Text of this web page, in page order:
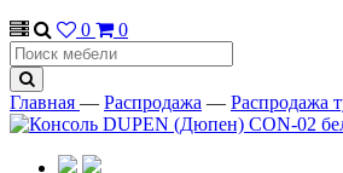
0
0
Главная — Распродажа — Распродажа